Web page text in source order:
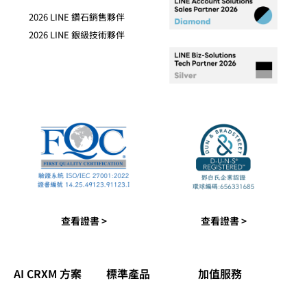
2026 LINE 鑽石銷售夥伴
2026 LINE 銀級技術夥伴
查看證書 > 查看證書 >
AI CRXM 方案 標準產品​ 加值服務​